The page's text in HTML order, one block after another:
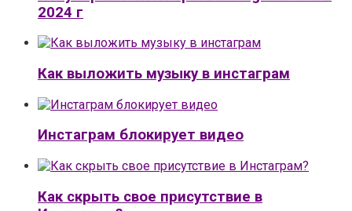
2024 г
Как выложить музыку в инстаграм
Инстаграм блокирует видео
Как скрыть свое присутствие в